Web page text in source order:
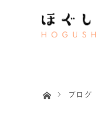
ブログ